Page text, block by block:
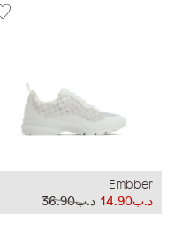
Embber
د.ب36.90
د.ب14.90